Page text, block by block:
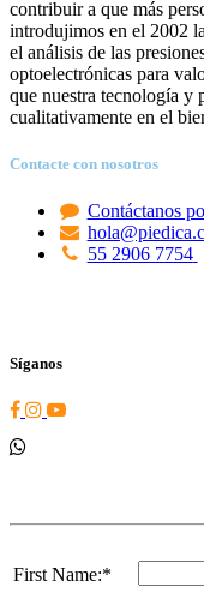
contribuir a que más
introdujimos en el 2002
el análisis de las
optoelectrónicas para
que nuestra tecnología y
cualitativamente en el
Contacte con nosotros
Contáctanos
55 2906 7754
Síganos
First Name:*